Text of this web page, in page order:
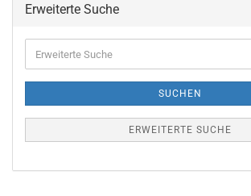
Erweiterte Suche
Suche
SUCHEN
ERWEITERTE SUCHE